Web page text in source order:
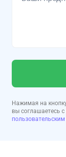
Нажимая на
вы соглашаетесь с